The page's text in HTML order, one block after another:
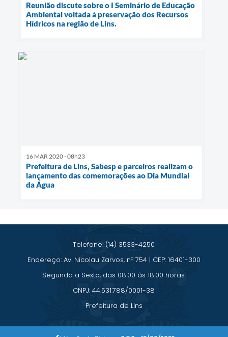
Reunião discute sobre o I Seminário de Educação
Ambiental voltada à preservação dos Recursos
Hídricos na região de Lins.
16 MAR 2020 - 08h23
Prefeitura de Lins, Sabesp e parceiros realizam o
lançamento das comemorações ao Dia Mundial
da Água
Telefone: (14) 3533-4250
Endereço: Av. Nicolau Zarvos, nº 754 | CEP: 16401-300
Segunda a Sexta, das 08:00 às 18:00 horas.
CNPJ: 44.531.788/0001-38
Prefeitura de Lins